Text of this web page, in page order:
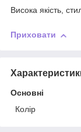
Висока якість,
Приховати
Основні
Колір